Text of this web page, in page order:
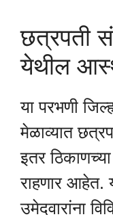
छत्रपती
येथील
या परभणी
मेळाव्यात
इतर
राहणार आहेत.
उमेदवारांना